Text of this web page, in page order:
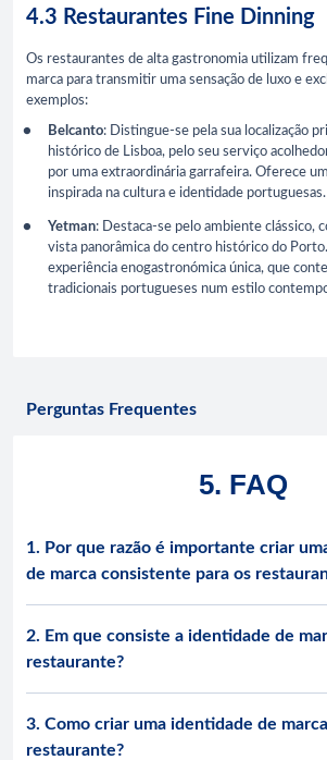
4.3 Restaurantes Fine Dinning
Os restaurantes de alta gastronomia utilizam
marca para transmitir uma sensação de luxo e
exemplos:
Belcanto: Distingue-se pela sua localização
histórico de Lisboa, pelo seu serviço
por uma extraordinária garrafeira. Oferece
inspirada na cultura e identidade portuguesas.
Yetman: Destaca-se pelo ambiente clássico,
vista panorâmica do centro histórico do
experiência enogastronómica única, que
tradicionais portugueses num estilo
Perguntas Frequentes
5. FAQ
1. Por que razão é importante criar
de marca consistente para os
2. Em que consiste a identidade de
restaurante?
3. Como criar uma identidade de
restaurante?